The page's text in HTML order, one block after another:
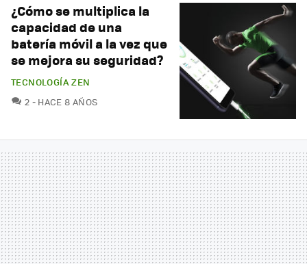
¿Cómo se multiplica la
capacidad de una
batería móvil a la vez que
se mejora su seguridad?
TECNOLOGÍA ZEN
2 COMENTARIOS
HACE 8 AÑOS